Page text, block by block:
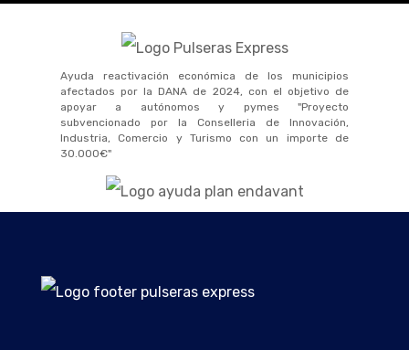
Ayuda reactivación económica de los municipios
afectados por la DANA de 2024, con el objetivo de
apoyar a autónomos y pymes "Proyecto
subvencionado por la Conselleria de Innovación,
Industria, Comercio y Turismo con un importe de
30.000€"